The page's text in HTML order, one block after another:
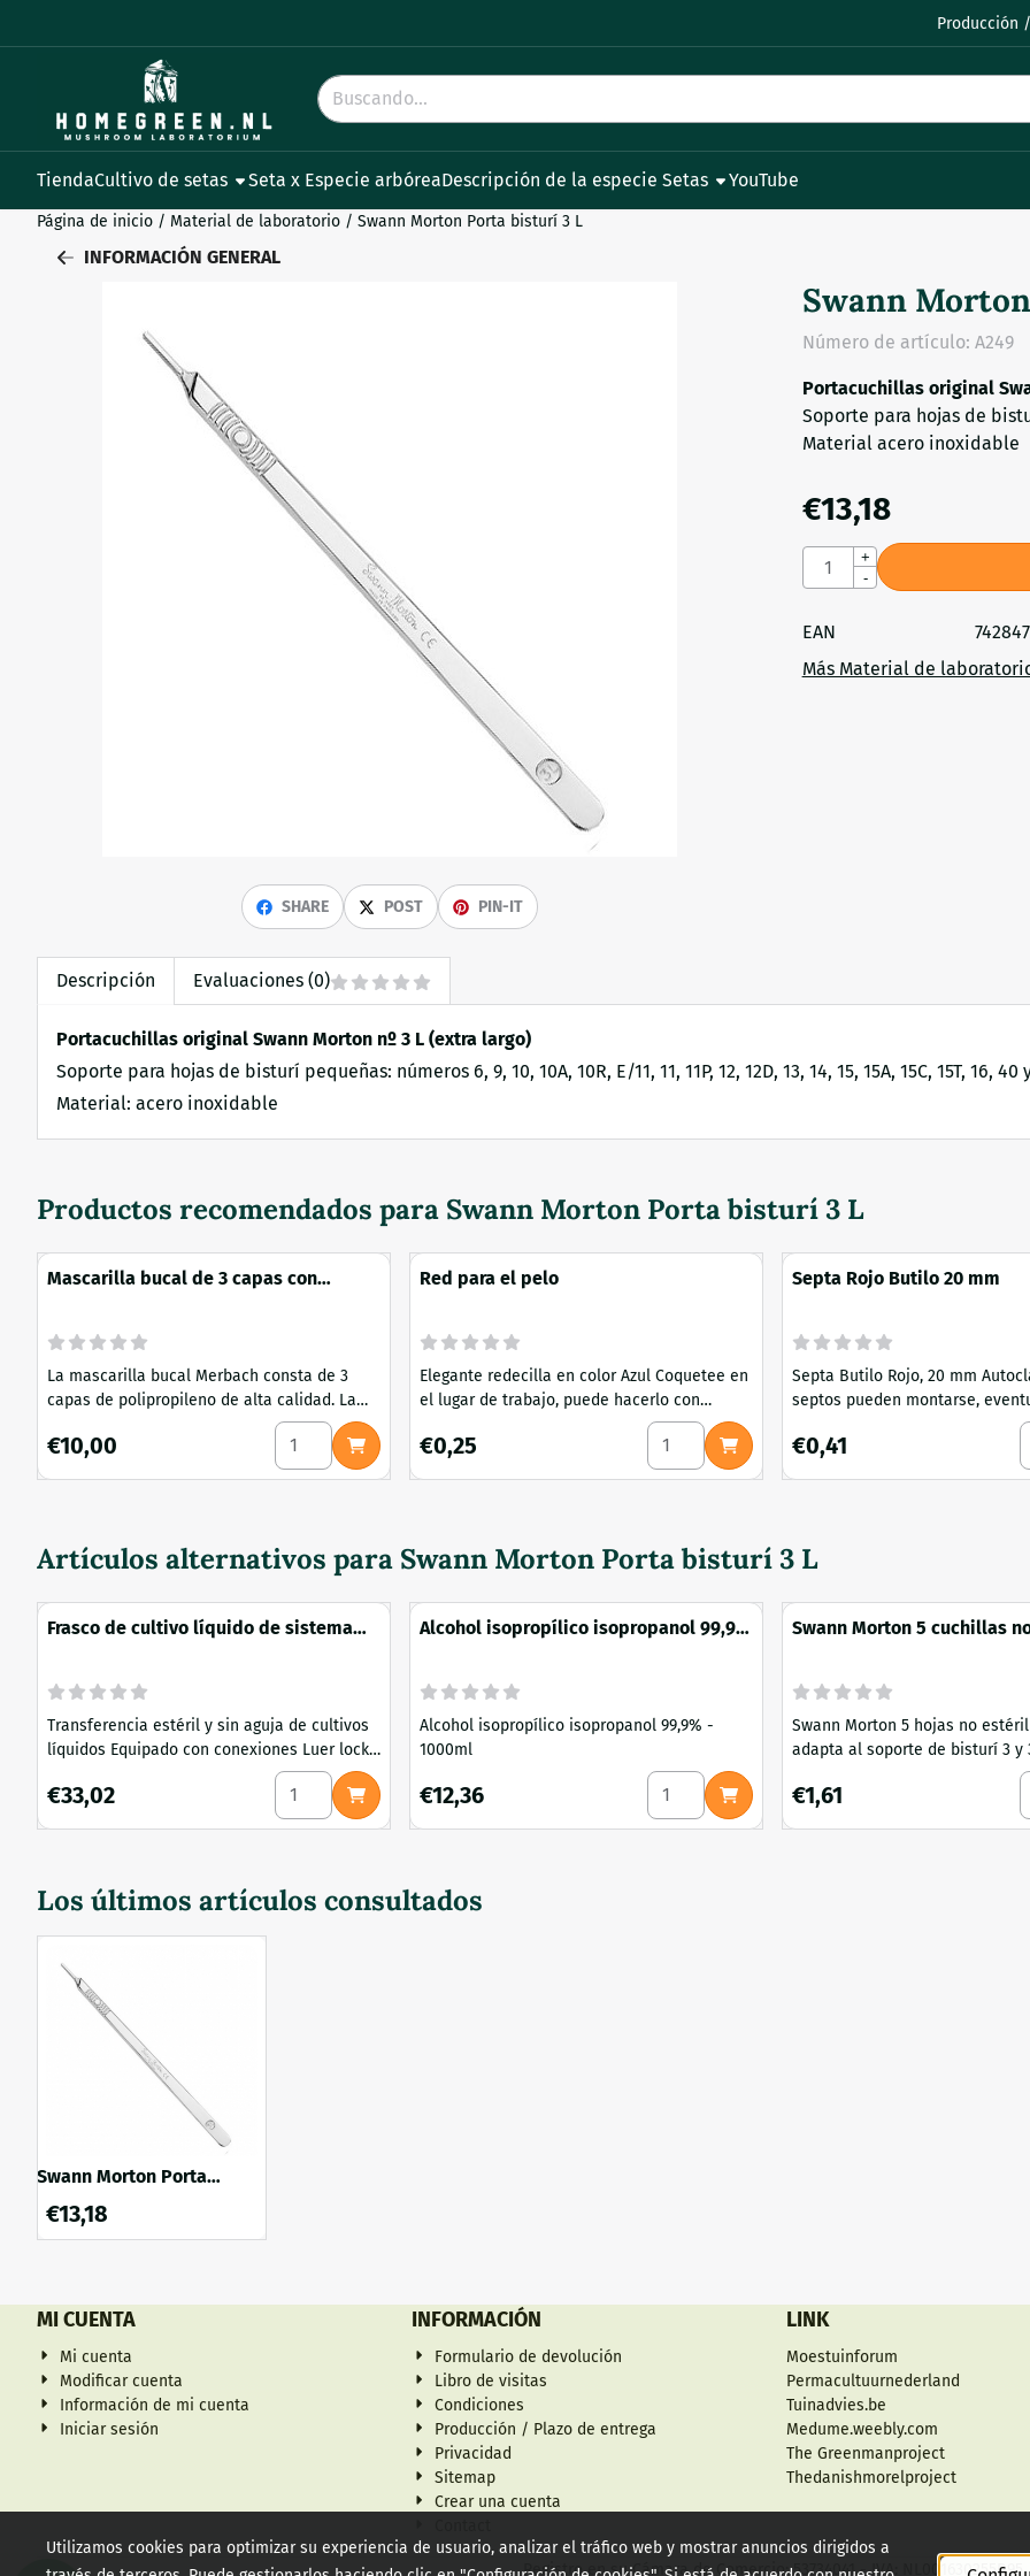
Producción
Buscar
TiendaCultivo de setas Seta x Especie arbóreaDescripción de la especie Setas YouTube
Página de inicio / Material de laboratorio / Swann Morton Porta bisturí 3 L
INFORMACIÓN GENERAL
SHARE POST PIN-IT
Swann
Número de artículo: A249
Portacuchillas original
Soporte para hojas de
Material acero inoxidable
€13,18
Cantidad
+
-
EAN
Más Material de
Descripción Evaluaciones (0)
Portacuchillas original Swann Morton nº 3 L (extra largo)
Soporte para hojas de bisturí pequeñas: números 6, 9, 10, 10A, 10R, E/11, 11, 11P, 12, 12D, 13, 14, 15, 15A, 15C, 15T, 16, 40
Material: acero inoxidable
Productos recomendados para Swann Morton Porta bisturí 3 L
Mascarilla bucal de 3 capas con
La mascarilla bucal Merbach consta de 3
capas de polipropileno de alta calidad. La
mascarilla no contiene látex ni fibra de
vidrio y tiene un alto valor de filtración. La
tira nasal ajustable garantiza un ajuste
Hipoalergénico, sin fibra de vidrio
Precio: 10,00
€10,00 Seleccionar cantidad para Mascarilla bucal de 3 capas con elástico auricular y tira nasal
Red para el pelo
Elegante redecilla en color Azul Coquetee en
el lugar de trabajo, puede hacerlo con
nuestra redecilla para el pelo, tanto si
trabaja en la cocina como en un laboratorio
o forma parte de un entorno de fabricación.
un aspecto a la moda y, al mismo tiempo,
cumplir las normas...
Precio: 0,25
€0,25 Seleccionar cantidad para Red para el pelo
Septa Rojo Butilo 20 mm
Septa Butilo Rojo, 20 mm
septos pueden montarse,
con un filtro, en la tapa de un
de laboratorio para cultivos
sirve para el intercambio de
Precio: 0,41
€0,41
Artículos alternativos para Swann Morton Porta bisturí 3 L
Frasco de cultivo líquido de sistema
Transferencia estéril y sin aguja de cultivos
líquidos Equipado con conexiones Luer lock
Totalmente resistentes a los procesos de
autoclave - 1000 ml - material: vidrio,
polipropileno y nailon - autoclavable - Cierre
Precio: 33,02
€33,02 Seleccionar cantidad para Frasco de cultivo líquido de sistema cerrado 1000 ml
Alcohol isopropílico isopropanol 99,9%
Alcohol isopropílico isopropanol 99,9% -
1000ml
Precio: 12,36
€12,36 Seleccionar cantidad para Alcohol
Swann Morton 5 cuchillas
Swann Morton 5 hojas no estéril
adapta al soporte de bisturí 3 y
Precio: 1,61
€1,61
Los últimos artículos consultados
Swann Morton Porta
€13,18
MI CUENTA
Mi cuenta
Modificar cuenta
Información de mi cuenta
Iniciar sesión
INFORMACIÓN
Formulario de devolución
Libro de visitas
Condiciones
Producción / Plazo de entrega
Privacidad
Sitemap
Crear una cuenta
LINK
Moestuinforum
Permacultuurnederland
Tuinadvies.be
Medume.weebly.com
The Greenmanproject
Thedanishmorelproject
Registro en su Cámara de Comercio: 53734041 - IVA: NL001630255B95
Utilizamos cookies para optimizar su experiencia de usuario, analizar el tráfico web y mostrar anuncios dirigidos a